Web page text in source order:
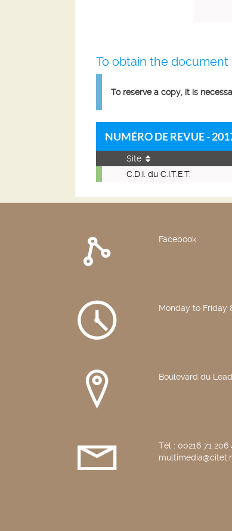
To obtain the document
To reserve a copy, it is
NUMÉRO DE REVUE -
Numéro
de
revue
L'eau,
L'industrie,
Jeudi
Novembre
2017
Site
C.D.I. du C.I.T.E.T.
Facebook
Monday to Friday
Boulevard du
Tél : 00216 71 206